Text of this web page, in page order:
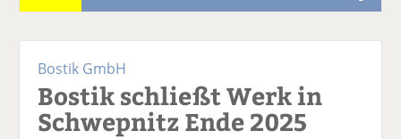
S
Bostik GmbH
Bostik schließt Werk in
Schwepnitz Ende 2025